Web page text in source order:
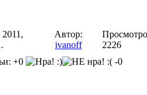
2011,
Автор:
ivanoff
2226
+0
-0